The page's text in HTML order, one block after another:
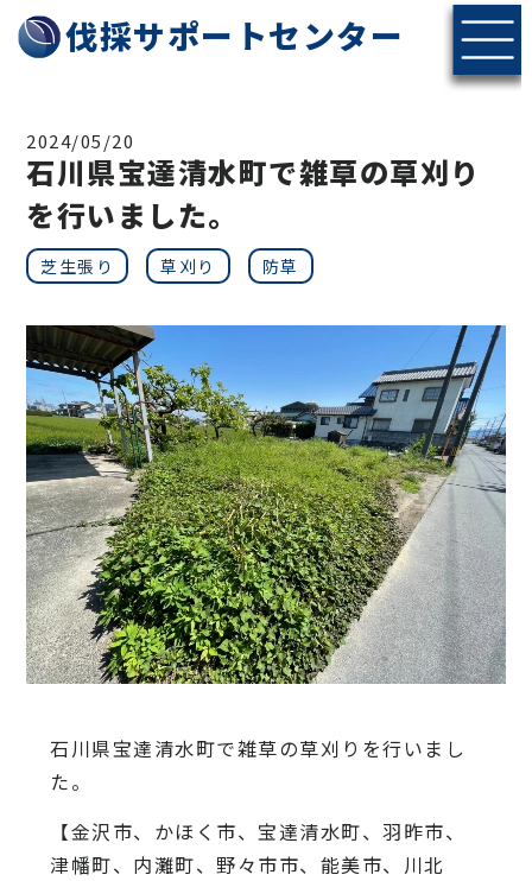
伐採サポートセンター
2024/05/20
石川県宝達清水町で雑草の草刈り
を行いました。
芝生張り 草刈り 防草
石川県宝達清水町で雑草の草刈りを行いまし
た。
【金沢市、かほく市、宝達清水町、羽昨市、
津幡町、内灘町、野々市市、能美市、川北